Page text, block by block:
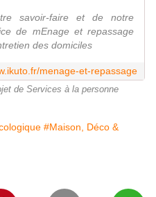
savoir-faire et de notre
de mEnage et repassage
des domiciles
menage-et-repassage
de Services à la personne
#Maison, Déco &